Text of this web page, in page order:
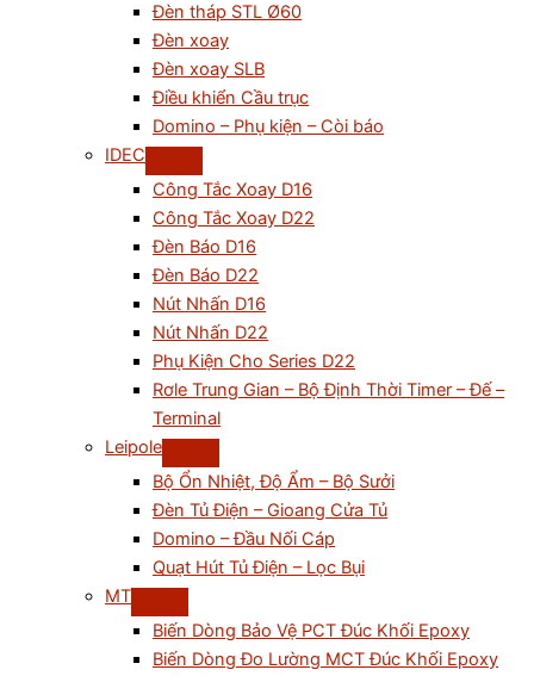
Đèn tháp STL Ø60
Đèn xoay
Đèn xoay SLB
Điều khiển Cầu trục
Domino – Phụ kiện – Còi báo
IDEC
Công Tắc Xoay D16
Công Tắc Xoay D22
Đèn Báo D16
Đèn Báo D22
Nút Nhấn D16
Nút Nhấn D22
Phụ Kiện Cho Series D22
Rơle Trung Gian – Bộ Định Thời Timer – Đế –
Terminal
Leipole
Bộ Ổn Nhiệt, Độ Ẩm – Bộ Sưởi
Đèn Tủ Điện – Gioang Cửa Tủ
Domino – Đầu Nối Cáp
Quạt Hút Tủ Điện – Lọc Bụi
MT
Biến Dòng Bảo Vệ PCT Đúc Khối Epoxy
Biến Dòng Đo Lường MCT Đúc Khối Epoxy